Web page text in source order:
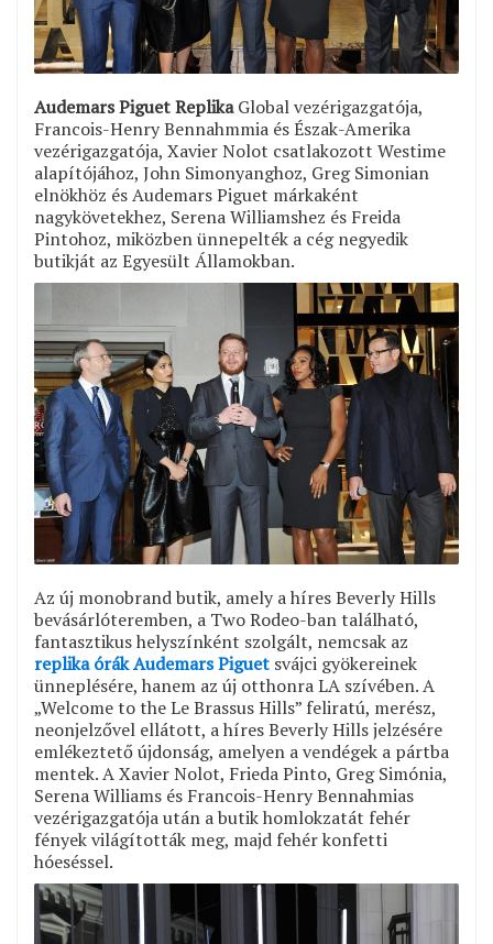
Audemars Piguet ReplikaGlobal vezérigazgatója,
Francois-Henry Bennahmmia és Észak-Amerika
vezérigazgatója, Xavier Nolot csatlakozott Westime
alapítójához, John Simonyanghoz, Greg Simonian
elnökhöz és Audemars Piguet márkaként
nagykövetekhez, Serena Williamshez és Freida
Pintohoz, miközben ünnepelték a cég negyedik
butikját az Egyesült Államokban.
Az új monobrand butik, amely a híres Beverly Hills
bevásárlóteremben, a Two Rodeo-ban található,
fantasztikus helyszínként szolgált, nemcsak az
replika órák Audemars Piguet svájci gyökereinek
ünneplésére, hanem az új otthonra LA szívében. A
„Welcome to the Le Brassus Hills” feliratú, merész,
neonjelzővel ellátott, a híres Beverly Hills jelzésére
emlékeztető újdonság, amelyen a vendégek a pártba
mentek. A Xavier Nolot, Frieda Pinto, Greg Simónia,
Serena Williams és Francois-Henry Bennahmias
vezérigazgatója után a butik homlokzatát fehér
fények világították meg, majd fehér konfetti
hóeséssel.